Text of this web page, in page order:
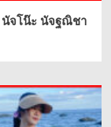
นัจโน๊ะ นัจฐณิชา